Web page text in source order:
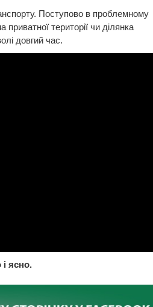
Поступово в проблемному
території чи ділянка
довгий час.
ясно.